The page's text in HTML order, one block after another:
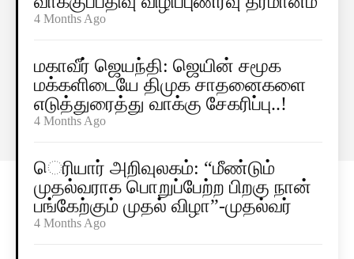
4 Months Ago
மகாவீர் ஜெயந்தி: ஜெயின் சமூக
மக்களிடையே திமுக சாதனைகளை
எடுத்துரைத்து வாக்கு சேகரிப்பு..!
4 Months Ago
ெரியார் அறிவுலகம்: “மீண்டும்
முதல்வராக பொறுப்பேற்ற பிறகு நான்
பங்கேற்கும் முதல் விழா”-முதல்வர்
4 Months Ago